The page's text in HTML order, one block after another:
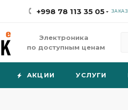
+998 78 113 35 05
Электроника
по доступным ценам
АКЦИИ УСЛУГИ